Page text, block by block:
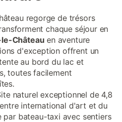
regorge de trésors
chaque séjour en
Château en aventure
d'exception offrent un
au bord du lac et
toutes facilement
naturel exceptionnel de 4,8
international d'art et du
par bateau-taxi avec sentiers